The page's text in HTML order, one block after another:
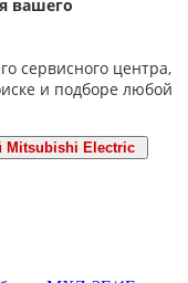
вашего
сервисного центра,
и подборе любой
Mitsubishi Electric